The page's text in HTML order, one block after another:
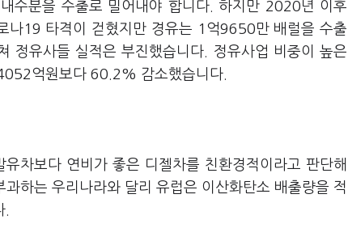
수분을 수출로 밀어내야 합니다. 하지만 2020년 이후
나19 타격이 걷혔지만 경유는 1억9650만 배럴을 수출
정유사들 실적은 부진했습니다. 정유사업 비중이 높은
억원보다 60.2% 감소했습니다.
차보다 연비가 좋은 디젤차를 친환경적이라고 판단해
하는 우리나라와 달리 유럽은 이산화탄소 배출량을 적
.